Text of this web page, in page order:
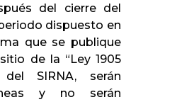
del cierre del
dispuesto en
que se publique
de la “Ley 1905
SIRNA, serán
y no serán